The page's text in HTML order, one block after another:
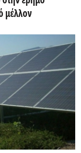
μέλλον